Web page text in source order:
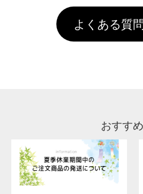
頂いても、ログイ
クにカウントがさ
害な性質で、水洗
お手数ですが、お
していただけます
通常注文・直送機
引」などによるお
場合は送料がかか
い。
よくある質
おすす